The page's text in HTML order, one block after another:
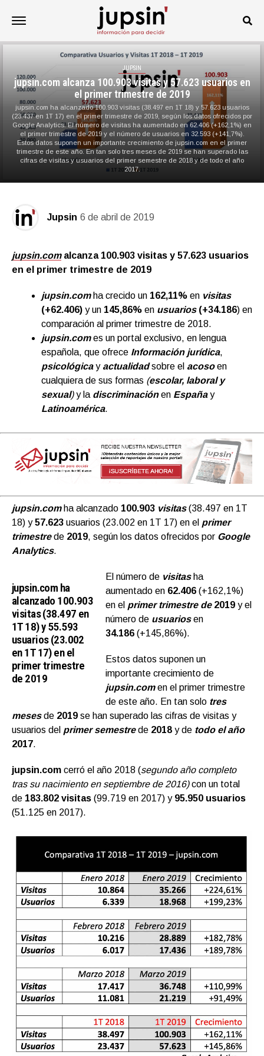
JUPSIN
jupsin.com alcanza 100.903 visitas y 57.623 usuarios en
el primer trimestre de 2019
jupsin.com ha alcanzado 100.903 visitas (38.497 en 1T 18) y 57.623 usuarios
(23.437 en 1T 17) en el primer trimestre de 2019, según los datos ofrecidos por
Google Analytics. El número de visitas ha aumentado en 62.406 (+162,1%) en
el primer trimestre de 2019 y el número de usuarios en 32.593 (+141,7%).
Estos datos suponen un importante crecimiento de jupsin.com en el primer
trimestre de este año. En tan solo tres meses de 2019 se han superado las
cifras de visitas y usuarios del primer semestre de 2018 y de todo el año
2017.
Jupsin 6 de abril de 2019
jupsin.comalcanza 100.903 visitas y 57.623 usuarios
en el primer trimestre de 2019
jupsin.comha crecido un 162,11% en visitas
(+62.406) y un 145,86% en usuarios(+34.186) en
comparación al primer trimestre de 2018.
jupsin.comes un portal exclusivo, en lengua
española, que ofrece Información jurídica,
psicológicay actualidadsobre el acoso en
cualquiera de sus formas (escolar, laboral y
sexual)y la discriminaciónen Españay
Latinoamérica.
jupsin.comha alcanzado 100.903 visitas(38.497 en 1T
18) y57.623 usuarios (23.002 en 1T 17) en el primer
trimestrede 2019, según los datos ofrecidos por Google
Analytics.
jupsin.com ha
alcanzado 100.903
visitas (38.497 en
1T 18) y 55.593
usuarios (23.002
en 1T 17) en el
primer trimestre
de 2019
El número de visitas ha
aumentado en 62.406 (+162,1%)
en el primer trimestre de 2019 y el
número de usuariosen
34.186(+145,86%).
Estos datos suponen un
importante crecimiento de
jupsin.comen el primer trimestre
de este año. En tan solo tres
mesesde 2019 se han superado las cifras de visitas y
usuarios del primer semestrede 2018 y de todo el año
2017.
jupsin.com cerró el año 2018 (segundo año completo
tras su nacimiento en septiembre de 2016)con un total
de 183.802 visitas (99.719 en 2017) y 95.950 usuarios
(51.125 en 2017).